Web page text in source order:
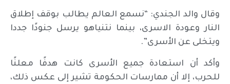
وقال والد الجندي: “نسمع العالم يطالب بوقف إطلاق
النار وعودة الاسرى، بينما نتنياهو يرسل جنودًا جددا
ويتخلى عن الأسرى”.
وأكد أن استعادة جميع الأسرى كانت هدفًا معلنًا
للحرب، إلا أن ممارسات الحكومة تشير إلى عكس ذلك،